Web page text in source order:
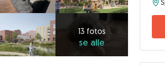
13 fotos
se alle